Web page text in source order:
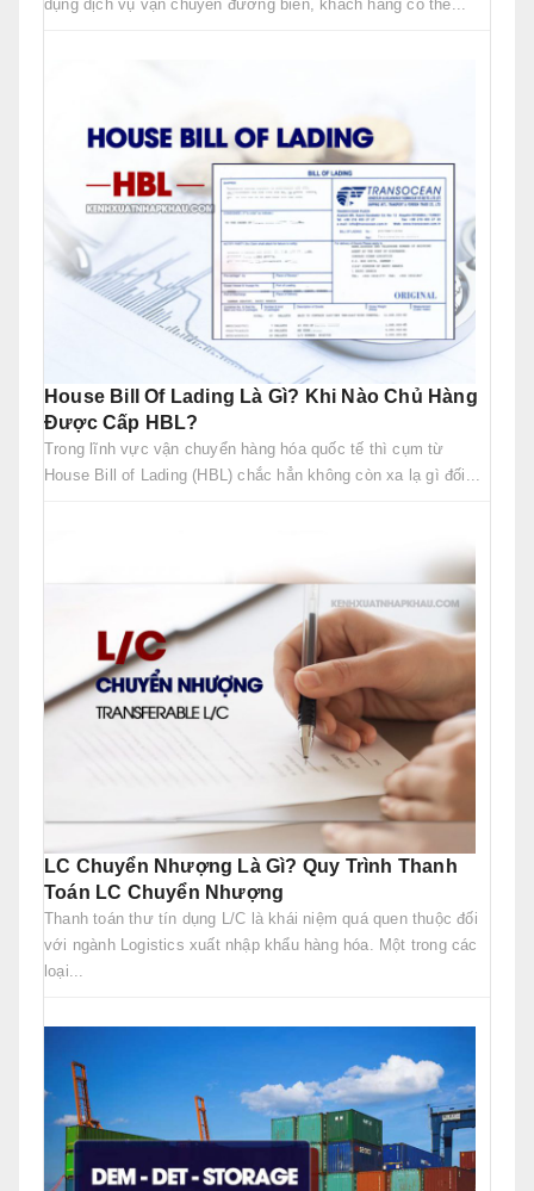
dụng dịch vụ vận chuyển đường biển, khách hàng có thể...
House Bill Of Lading Là Gì? Khi Nào Chủ Hàng
Được Cấp HBL?
Trong lĩnh vực vận chuyển hàng hóa quốc tế thì cụm từ
House Bill of Lading (HBL) chắc hẳn không còn xa lạ gì đối...
LC Chuyển Nhượng Là Gì? Quy Trình Thanh
Toán LC Chuyển Nhượng
Thanh toán thư tín dụng L/C là khái niệm quá quen thuộc đối
với ngành Logistics xuất nhập khẩu hàng hóa. Một trong các
loại...